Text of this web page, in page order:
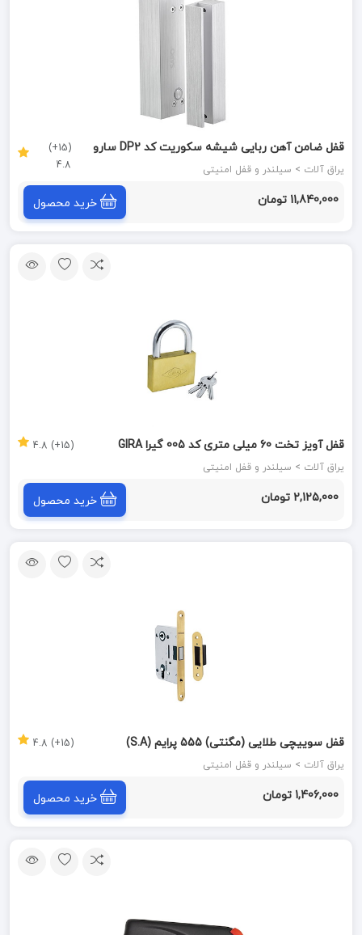
قفل ضامن آهن ربایی شیشه سکوریت کد DP2 سارو
SARO
یراق آلات > سیلندر و قفل امنیتی
(15+)
4.8
11,840,000 تومان خرید محصول
قفل آویز تخت 60 میلی متری کد 005 گیرا GIRA
یراق آلات > سیلندر و قفل امنیتی
(15+) 4.8
2,125,000 تومان خرید محصول
قفل سوییچی طلایی (مگنتی) 555 پرایم (S.A)
یراق آلات > سیلندر و قفل امنیتی
(15+) 4.8
1,406,000 تومان خرید محصول